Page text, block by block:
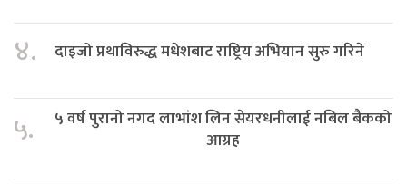
४. दाइजो प्रथाविरुद्ध मधेशबाट राष्ट्रिय अभियान सुरु गरिने
५.
५ वर्ष पुरानो नगद लाभांश लिन सेयरधनीलाई नबिल बैंकको
आग्रह